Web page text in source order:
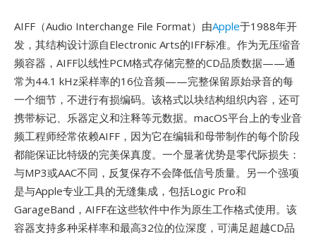
AIFF（Audio Interchange File Format）由Apple于1988年开
发，其结构设计源自Electronic Arts的IFF标准。作为无压缩音
频容器，AIFF以线性PCM格式存储完整的CD品质数据——通
常为44.1 kHz采样率的16位音频——完整保留原始录音的每
一个细节，不进行有损编码。该格式以块结构组织内容，还可
携带标记、乐器定义和注释等元数据。macOS平台上的专业音
频工程师经常依赖AIFF，因为它在编辑和母带制作的每个阶段
都能保证比特级的完美保真度。一个显著优势是零代际损失：
与MP3或AAC不同，反复保存不会降低信号质量。另一个强项
是与Apple专业工具的无缝集成，包括Logic Pro和
GarageBand，AIFF在这些软件中作为原生工作格式使用。该
容器支持多种采样率和最高32位的位深度，可满足超越CD品